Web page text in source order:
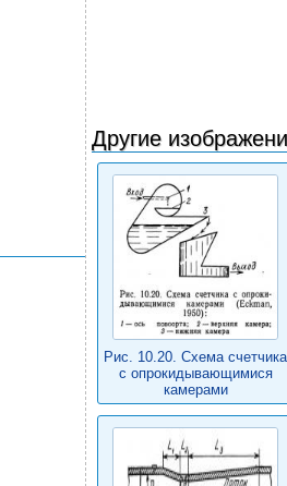
Другие
Рис. 10.20. Схема счетчика
с опрокидывающимися
камерами